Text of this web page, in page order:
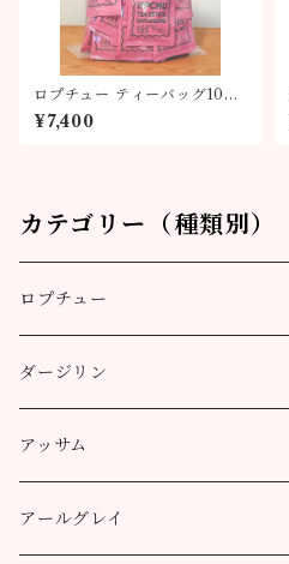
ロプチュー ティーバッグ100
個
¥7,400
カテゴリー（種類別）
ロプチュー
缶（リーフ）
ティーバッグ
3個
アルミ袋（リーフ）
ダージリン
プッタボン茶園
50g
ハッピーバレー茶園
アッサム
リーフ
アールグレイ